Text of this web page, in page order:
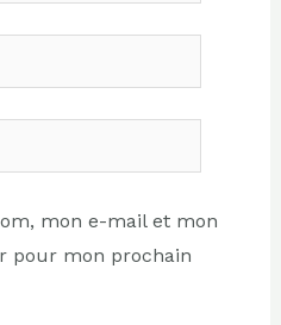
mon e-mail et mon
pour mon prochain